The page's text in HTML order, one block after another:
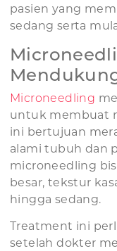
pasien yang
sedang serta
Microneedling
untuk membuat
ini bertujuan
alami tubuh dan
microneedling
besar, tekstur
hingga sedang.
Treatment ini
setelah dokter